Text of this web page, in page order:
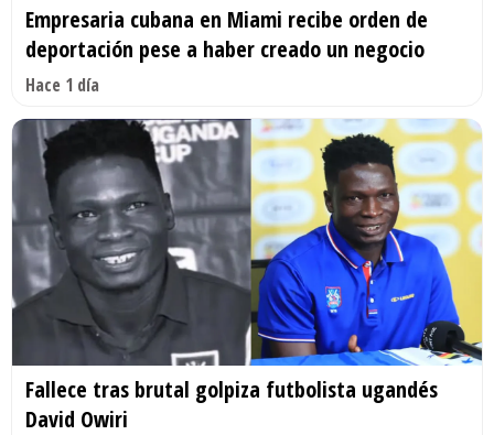
Empresaria cubana en Miami recibe orden de
deportación pese a haber creado un negocio
Hace 1 día
Fallece tras brutal golpiza futbolista ugandés
David Owiri